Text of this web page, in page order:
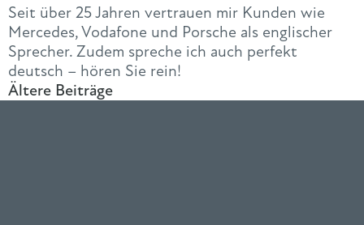
Seit über 25 Jahren vertrauen mir Kunden wie
Mercedes, Vodafone und Porsche als englischer
Sprecher. Zudem spreche ich auch perfekt
deutsch – hören Sie rein!
Ältere Beiträge